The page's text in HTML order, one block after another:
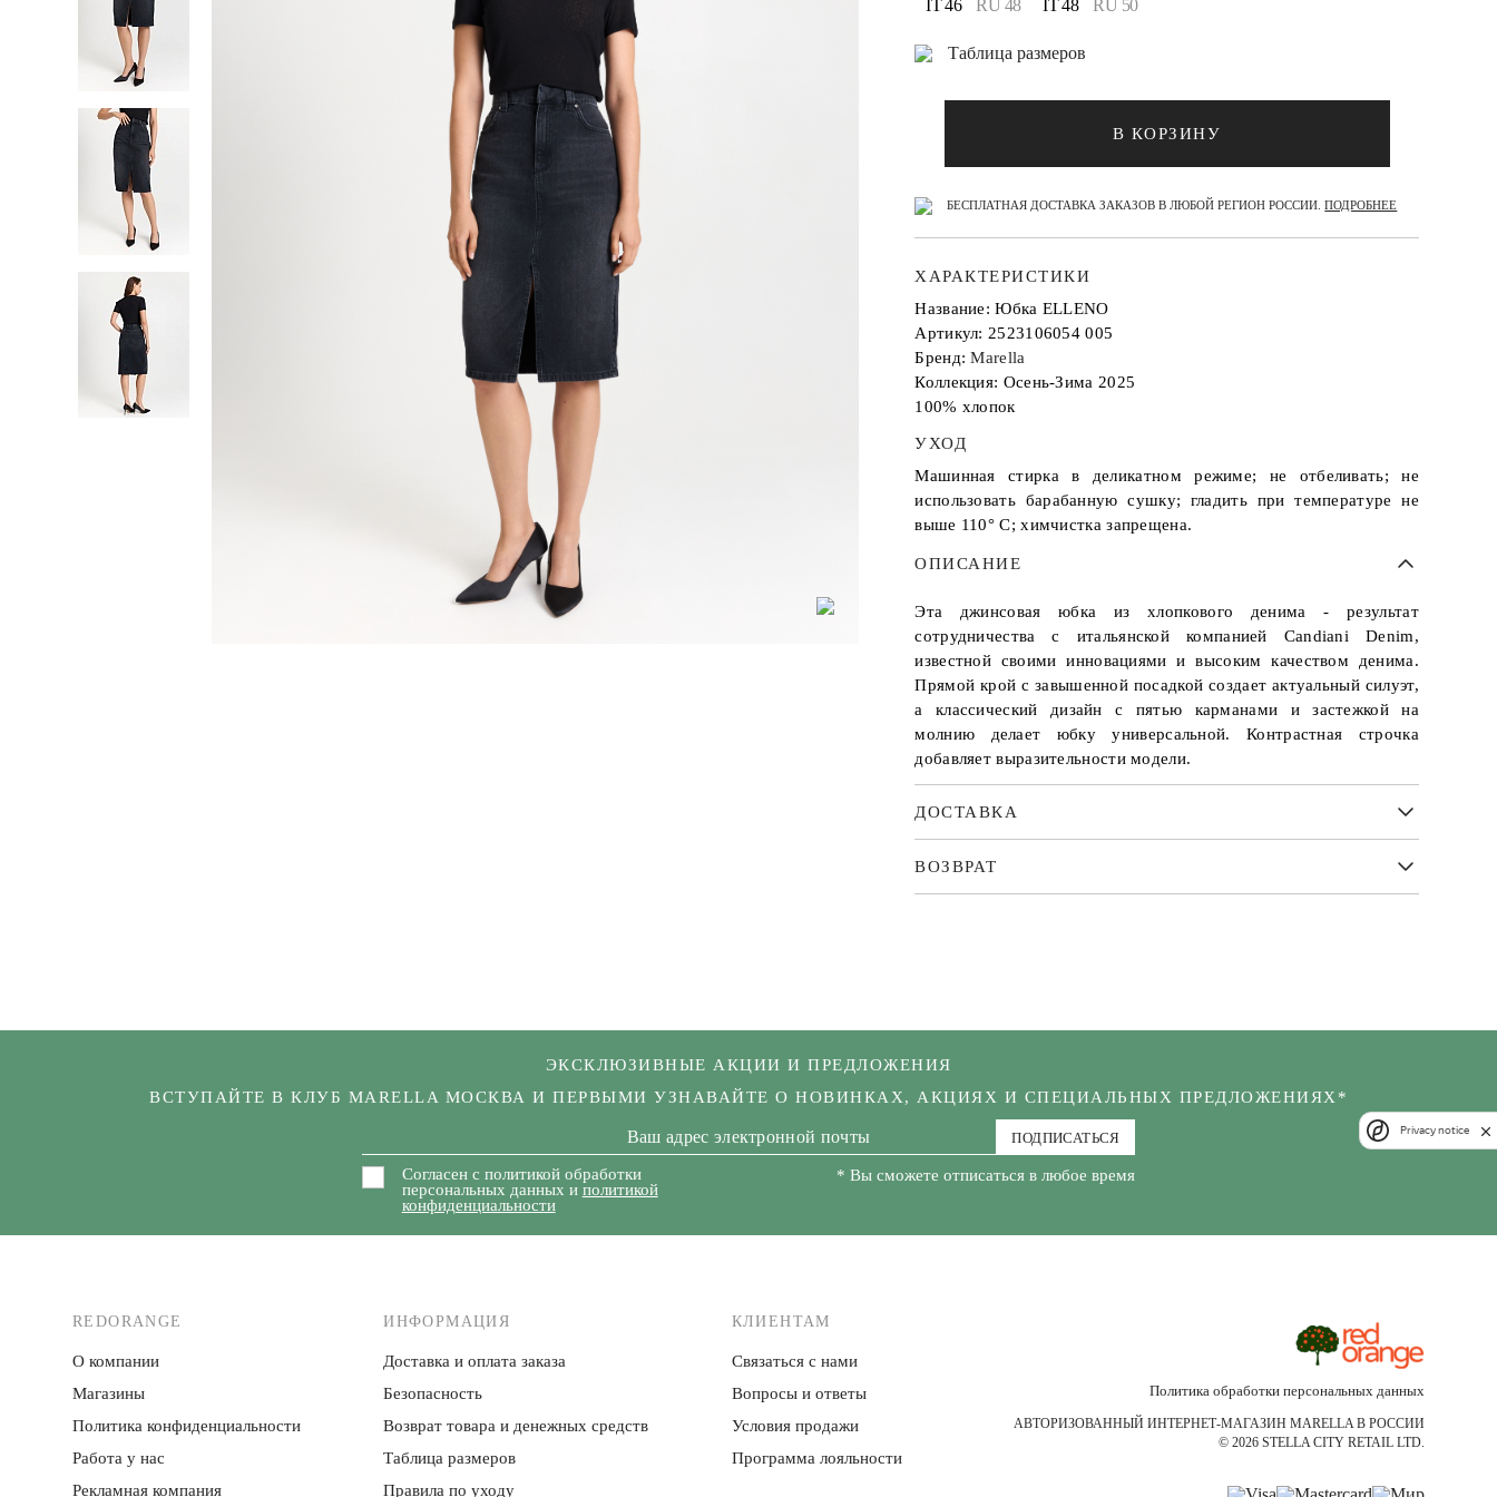
IT 46
RU 48 IT 48 RU 50
Таблица размеров
В КОРЗИНУ
БЕСПЛАТНАЯ ДОСТАВКА ЗАКАЗОВ В ЛЮБОЙ РЕГИОН РОССИИ.ПОДРОБНЕЕ
ХАРАКТЕРИСТИКИ
Название: Юбка ELLENO
Артикул: 2523106054 005
Бренд:Marella
Коллекция: Осень-Зима 2025
100% хлопок
УХОД
Машинная стирка в деликатном режиме; не отбеливать; не
использовать барабанную сушку; гладить при температуре не
выше 110° С; химчистка запрещена.
ОПИСАНИЕ
Эта джинсовая юбка из хлопкового денима - результат
сотрудничества с итальянской компанией Candiani Denim,
известной своими инновациями и высоким качеством денима.
Прямой крой с завышенной посадкой создает актуальный силуэт,
а классический дизайн с пятью карманами и застежкой на
молнию делает юбку универсальной. Контрастная строчка
добавляет выразительности модели.
ДОСТАВКА
ВОЗВРАТ
ЭКСКЛЮЗИВНЫЕ АКЦИИ И ПРЕДЛОЖЕНИЯ
ВСТУПАЙТЕ В КЛУБ MARELLA МОСКВА И ПЕРВЫМИ УЗНАВАЙТЕ О НОВИНКАХ, АКЦИЯХ И СПЕЦИАЛЬНЫХ ПРЕДЛОЖЕНИЯХ*
ПОДПИСАТЬСЯ
Согласен с политикой обработки
персональных данных и политикой
конфиденциальности
* Вы сможете отписаться в любое время
REDORANGE
О компании
Магазины
Политика конфиденци­альности
Работа у нас
Рекламная компания
ИНФОРМАЦИЯ
Доставка и оплата заказа
Безопасность
Возврат товара и денежных средств
Таблица размеров
Правила по уходу
КЛИЕНТАМ
Связаться с нами
Вопросы и ответы
Условия продажи
Программа лояльности
Политика обработки персональных данных
АВТОРИЗОВАННЫЙ ИНТЕРНЕТ-МАГАЗИН MARELLA В РОССИИ
© 2026 STELLA CITY RETAIL LTD.
Privacy notice